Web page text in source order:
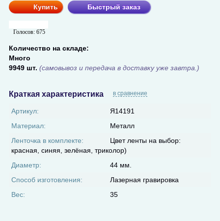
Купить Быстрый заказ
Голосов: 675
Количество на складе:
Много
9949 шт. (самовывоз и передача в доставку уже завтра.)
Краткая характеристика в сравнение
Артикул:
Я14191
Материал:
Металл
Ленточка в комплекте:
Цвет ленты на выбор:
красная, синяя, зелёная, триколор)
Диаметр:
44 мм.
Способ изготовления:
Лазерная гравировка
Вес:
35